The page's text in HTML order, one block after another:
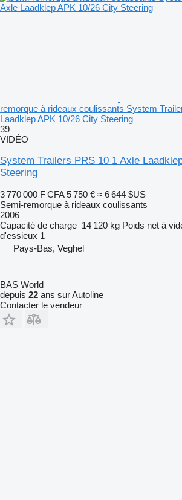
remorque à rideaux coulissants System
Laadklep APK 10/26 City Steering
39
VIDÉO
System Trailers PRS 10 1 Axle
Steering
3 770 000 F CFA 5 750 € ≈ 6 644 $US
Semi-remorque à rideaux coulissants
2006
Capacité de charge 14 120 kg Poids net à
d'essieux 1
Pays-Bas, Veghel
BAS World
depuis 22 ans sur Autoline
Contacter le vendeur